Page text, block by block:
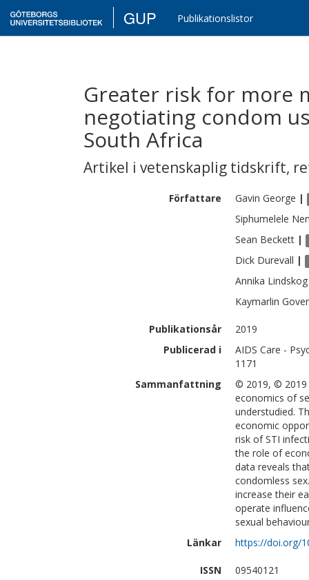
GUP Publikationslistor
Greater risk for more
negotiating condom
South Africa
Artikel i vetenskaplig tidskrift,
Författare Gavin George |
Siphumelele
Sean Beckett |
Dick Durevall |
Annika Lindskog
Kaymarlin
Publikationsår
2019
Publicerad i
AIDS Care -
1171
Sammanfattning
© 2019, © 2019
economics of
understudied.
economic
risk of STI
the role of
data reveals
condomless
increase their
operate
sexual
Länkar
https://doi.org/
ISSN
09540121